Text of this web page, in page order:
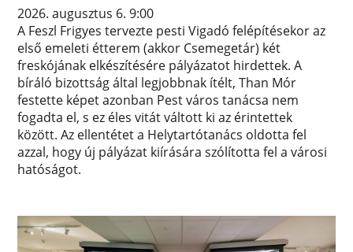
2026. augusztus 6. 9:00
A Feszl Frigyes tervezte pesti Vigadó felépítésekor az
első emeleti étterem (akkor Csemegetár) két
freskójának elkészítésére pályázatot hirdettek. A
bíráló bizottság által legjobbnak ítélt, Than Mór
festette képet azonban Pest város tanácsa nem
fogadta el, s ez éles vitát váltott ki az érintettek
között. Az ellentétet a Helytartótanács oldotta fel
azzal, hogy új pályázat kiírására szólította fel a városi
hatóságot.